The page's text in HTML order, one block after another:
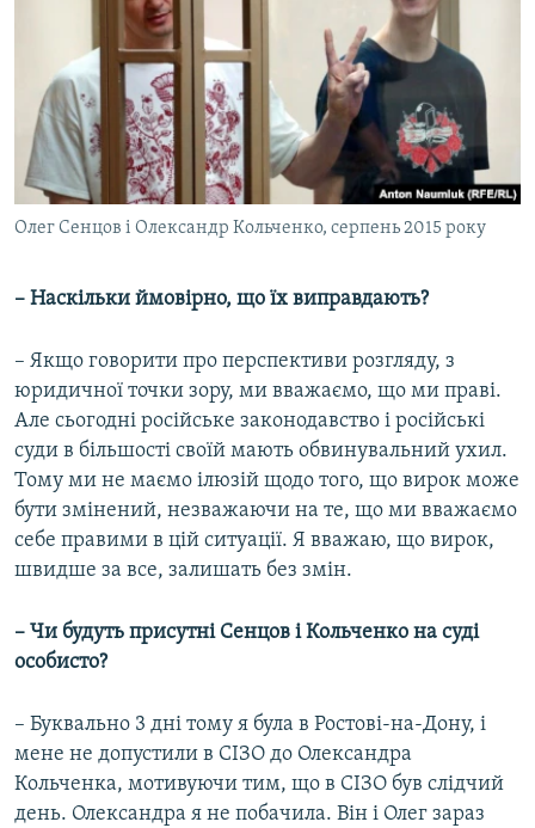
Олег Сенцов і Олександр Кольченко, серпень 2015 року
– Наскільки ймовірно, що їх виправдають?
– Якщо говорити про перспективи розгляду, з
юридичної точки зору, ми вважаємо, що ми праві.
Але сьогодні російське законодавство і російські
суди в більшості своїй мають обвинувальний ухил.
Тому ми не маємо ілюзій щодо того, що вирок може
бути змінений, незважаючи на те, що ми вважаємо
себе правими в цій ситуації. Я вважаю, що вирок,
швидше за все, залишать без змін.
– Чи будуть присутні Сенцов і Кольченко на суді
особисто?
– Буквально 3 дні тому я була в Ростові-на-Дону, і
мене не допустили в СІЗО до Олександра
Кольченка, мотивуючи тим, що в СІЗО був слідчий
день. Олександра я не побачила. Він і Олег зараз